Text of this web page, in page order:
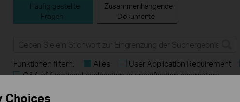
Häufig gestellte
Fragen
Zusammenhängende
Dokumente
Funktionen filtern: Alles User Application Requirement
Q&A of functional explanation or specification parameters
Häufig gestellte Fragen
Choices